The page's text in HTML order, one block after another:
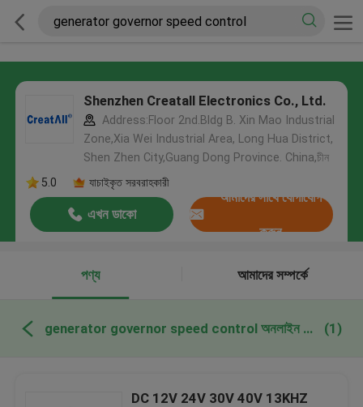
Shenzhen Creatall Electronics Co., Ltd.
Address:Floor 2nd.Bldg B. Xin Mao Industrial
Zone,Xia Wei Industrial Area, Long Hua District,
Shen Zhen City,Guang Dong Province. China,চীন
5.0
যাচাইকৃত সরবরাহকারী
এখন ডাকো
আমাদের সাথে যোগাযোগ
করুন
পণ্য আমাদের সম্পর্কে
generator governor speed control অনলাইন উত্পাদন (1)
DC 12V 24V 30V 40V 13KHZ